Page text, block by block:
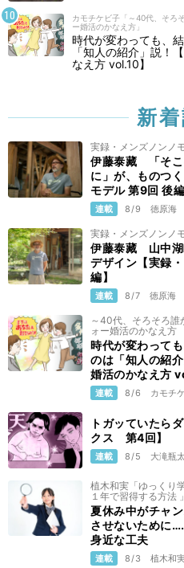
カモチケビ子「～40代、そ
ー婚活のかなえ方」
時代が変わっても、
「知人の紹介」説
なえ方 vol.10】
新
実録・メンズノンノ
伊藤泰藏 「そこ
に」が、ものつ
モデル 第9回 後編
連載 8/9 徳原海
実録・メンズノンノ
伊藤泰藏 山中湖
デザイン【実録
編】
連載 8/7 徳原海
～40代、そろそろ
ォー婚活のかなえ方
時代が変わって
のは「知人の紹
婚活のかなえ方
連載 8/6 カモチ
トガッていたら
クス 第4回】
連載 8/5 大滝瓶
植木和実「ゆっくり
１年で習得する方法 」
夏休み中がチャ
させないために
身近な工夫
連載 8/3 植木和